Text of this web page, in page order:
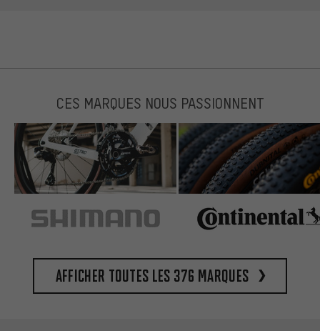
CES MARQUES NOUS PASSIONNENT
Afficher toutes les 376 marques